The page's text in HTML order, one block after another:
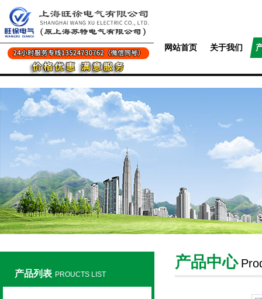
网站首页 关于我们
产品列表 PROUCTS LIST
产品中心